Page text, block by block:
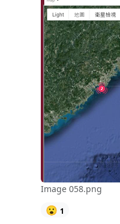
Image 058.png
😮 1